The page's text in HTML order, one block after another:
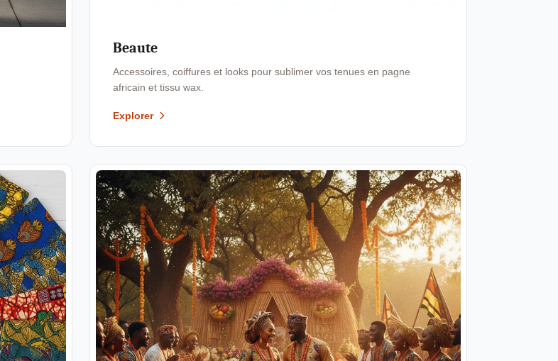
Beaute
Accessoires, coiffures et looks pour sublimer vos tenues en pagne
africain et tissu wax.
Explorer